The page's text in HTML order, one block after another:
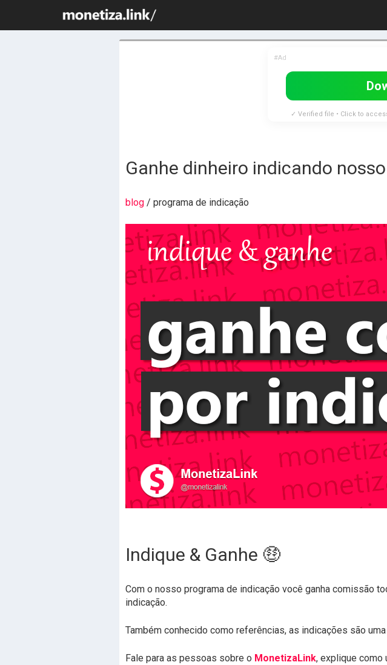
#Ad
✓ Verified file • Click to
Ganhe dinheiro indicando
blog / programa de indicação
Indique & Ganhe 🤑
Com o nosso programa de indicação você ganha comissão
indicação.
Também conhecido como referências, as indicações são
Fale para as pessoas sobre o MonetizaLink, explique como